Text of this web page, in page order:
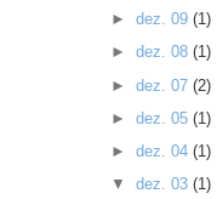
► dez. 09 (1)
► dez. 08 (1)
► dez. 07 (2)
► dez. 05 (1)
► dez. 04 (1)
▼ dez. 03 (1)